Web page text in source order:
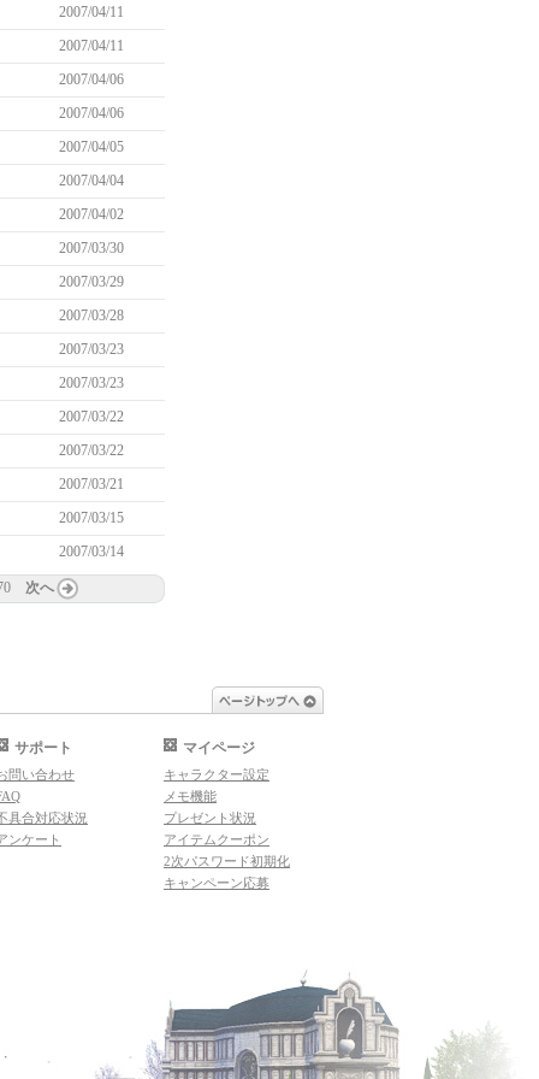
2007/04/11
2007/04/11
2007/04/06
2007/04/06
2007/04/05
2007/04/04
2007/04/02
2007/03/30
2007/03/29
2007/03/28
2007/03/23
2007/03/23
2007/03/22
2007/03/22
2007/03/21
2007/03/15
2007/03/14
次へ
サポート
問い合わせ
具合対応状況
ンケート
マイページ
キャラクター設定
メモ機能
プレゼント状況
アイテムクーポン
2次パスワード初期化
キャンペーン応募